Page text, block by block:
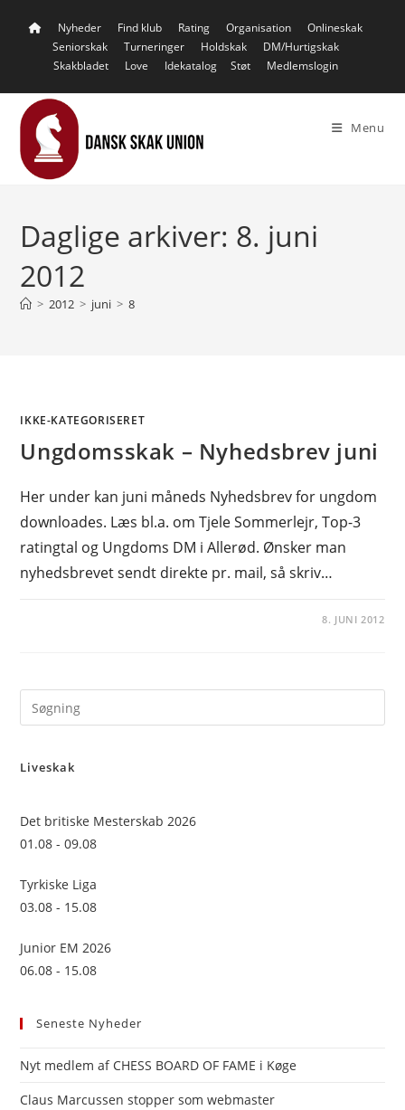
Nyheder Find klub Rating Organisation
Onlineskak
Seniorskak
Turneringer Holdskak
DM/Hurtigskak
Skakbladet
Love Idekatalog Støt Medlemslogin
Menu
Daglige arkiver: 8. juni
2012
> 2012 > juni > 8
IKKE-KATEGORISERET
Ungdomsskak – Nyhedsbrev juni
Her under kan juni måneds Nyhedsbrev for ungdom
downloades. Læs bl.a. om Tjele Sommerlejr, Top-3
ratingtal og Ungdoms DM i Allerød. Ønsker man
nyhedsbrevet sendt direkte pr. mail, så skriv…
8. JUNI 2012
Liveskak
Det britiske Mesterskab 2026
01.08 - 09.08
Tyrkiske Liga
03.08 - 15.08
Junior EM 2026
06.08 - 15.08
Seneste Nyheder
Nyt medlem af CHESS BOARD OF FAME i Køge
Claus Marcussen stopper som webmaster